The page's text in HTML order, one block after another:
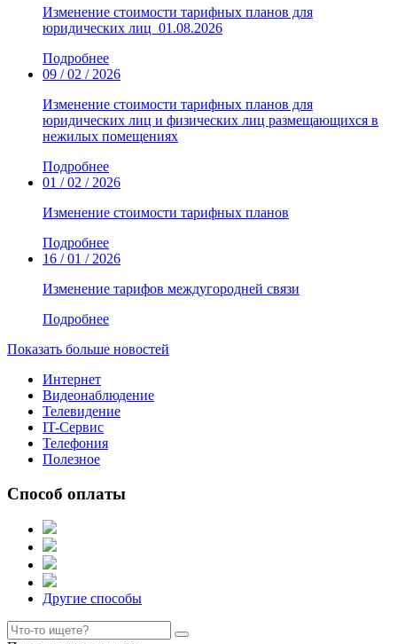
Изменение стоимости тарифных планов для
юридических лиц_01.08.2026
Подробнее
09 / 02 / 2026
Изменение стоимости тарифных планов для
юридических лиц и физических лиц размещающихся в
нежилых помещениях
Подробнее
01 / 02 / 2026
Изменение стоимости тарифных планов
Подробнее
16 / 01 / 2026
Изменение тарифов междугородней связи
Подробнее
Показать больше новостей
Интернет
Видеонаблюдение
Телевидение
IT-Сервис
Телефония
Полезное
Способ оплаты
Другие способы